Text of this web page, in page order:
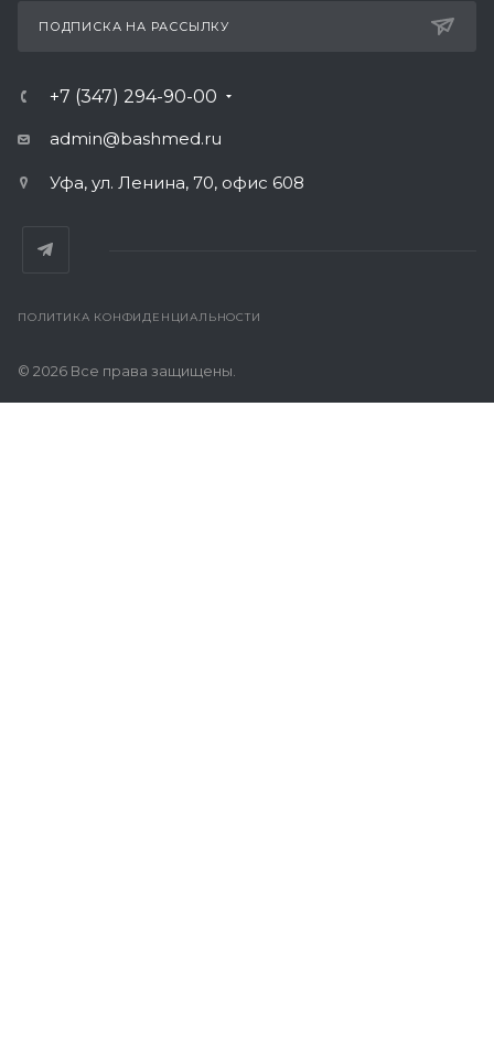
ПОДПИСКА НА РАССЫЛКУ
+7 (347) 294-90-00
admin@bashmed.ru
Уфа, ул. Ленина, 70, офис 608
ПОЛИТИКА КОНФИДЕНЦИАЛЬНОСТИ
© 2026 Все права защищены.